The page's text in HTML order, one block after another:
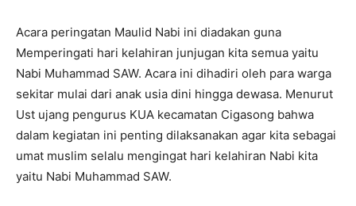
Acara peringatan Maulid Nabi ini diadakan guna
Memperingati hari kelahiran junjugan kita semua yaitu
Nabi Muhammad SAW. Acara ini dihadiri oleh para warga
sekitar mulai dari anak usia dini hingga dewasa. Menurut
Ust ujang pengurus KUA kecamatan Cigasong bahwa
dalam kegiatan ini penting dilaksanakan agar kita sebagai
umat muslim selalu mengingat hari kelahiran Nabi kita
yaitu Nabi Muhammad SAW.